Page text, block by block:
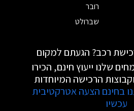
רובר
שברולט
רכב? הגעתם למקום
שלנו ייעוץ חינם, הכירו
הרכישה המיוחדות
בחינם הצעה אטרקטיבית
עכשיו